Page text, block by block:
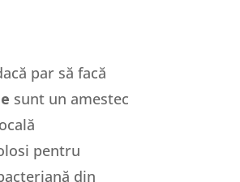
par să facă
sunt un amestec
pentru
din